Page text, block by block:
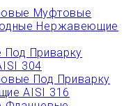
Муфтовые
Нержавеющие
Приварку
304
Под Приварку
AISI 316